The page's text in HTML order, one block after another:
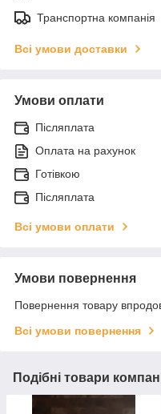
Транспортна компанія
Всі умови доставки
Умови оплати
Післяплата
Оплата на рахунок
Готівкою
Післяплата
Всі умови оплати
Умови повернення
Повернення товару
Всі умови повернення
Подібні товари